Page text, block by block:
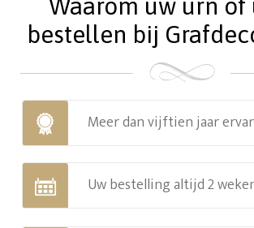
bestellen bij
Meer dan vijftien jaar
Uw bestelling altijd 2